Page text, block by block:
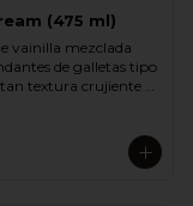
(475 ml)
vainilla mezclada
de galletas tipo
textura crujiente y
de las
y crocantes.